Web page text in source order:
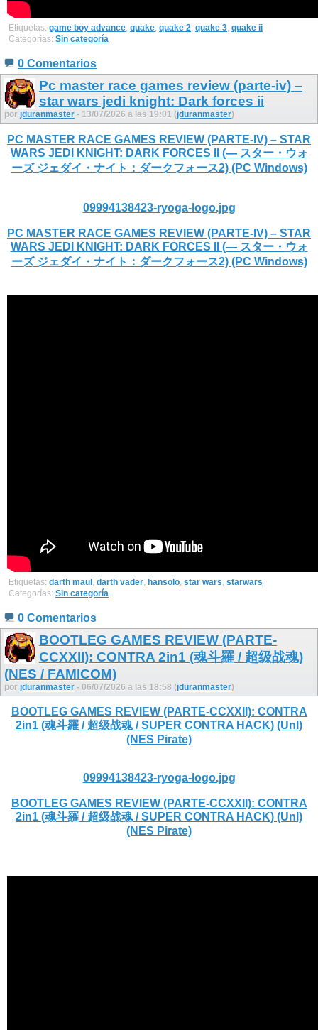
Etiquetas: game boy advance, quake, quake 2, quake 3, quake ii
Categorías: Sin categoría
0 Comentarios
Pc master race games review (parte-iv) –
star wars jedi knight: Dark forces ii
por jduranmaster - 13/07/2026 a las 19:01 (jduranmaster)
PC MASTER RACE GAMES REVIEW (PARTE-IV) – STAR
WARS JEDI KNIGHT: DARK FORCES II (— スター・ウォ
ーズ ジェダイ・ナイト：ダークフォース2) (PC Windows)
09994138423-ryoga-logo.jpg
PC MASTER RACE GAMES REVIEW (PARTE-IV) – STAR
WARS JEDI KNIGHT: DARK FORCES II (— スター・ウォ
ーズ ジェダイ・ナイト：ダークフォース2) (PC Windows)
Etiquetas: darth maul, darth vader, hansolo, star wars, starwars
Categorías: Sin categoría
0 Comentarios
BOOTLEG GAMES REVIEW (PARTE-
CCXXII): CONTRA 2in1 (魂斗羅 / 超级战魂)
(NES / FAMICOM)
por jduranmaster - 06/07/2026 a las 18:58 (jduranmaster)
BOOTLEG GAMES REVIEW (PARTE-CCXXII): CONTRA
2in1 (魂斗羅 / 超级战魂 / SUPER CONTRA HACK) (Unl)
(NES Pirate)
09994138423-ryoga-logo.jpg
BOOTLEG GAMES REVIEW (PARTE-CCXXII): CONTRA
2in1 (魂斗羅 / 超级战魂 / SUPER CONTRA HACK) (Unl)
(NES Pirate)